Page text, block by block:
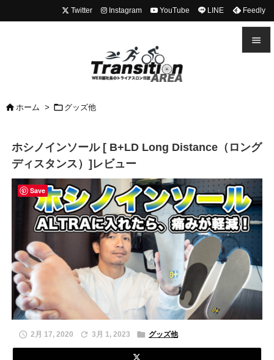

次へ
検索
Twitter Instagram YouTube LINE Feedly
 ホーム >  グッズ他
ホシノインソール [ B+LD Long Distance（ロング
ディスタンス）]レビュー
 2月 17, 2020  3月 1, 2023  グッズ他
Save